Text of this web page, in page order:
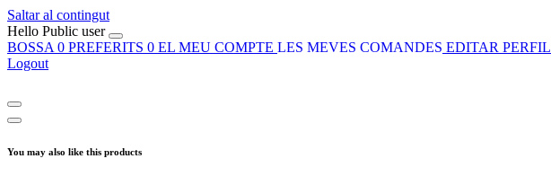
Saltar al contingut
Hello Public user
BOSSA 0 PREFERITS 0 EL MEU COMPTE LES MEVES COMANDES EDITAR PERFIL
Logout
You may also like this products